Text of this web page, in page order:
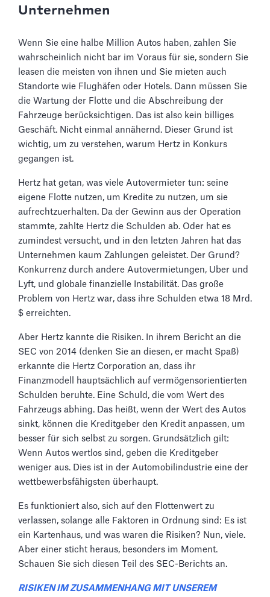
Unternehmen
Wenn Sie eine halbe Million Autos haben, zahlen Sie
wahrscheinlich nicht bar im Voraus für sie, sondern Sie
leasen die meisten von ihnen und Sie mieten auch
Standorte wie Flughäfen oder Hotels. Dann müssen Sie
die Wartung der Flotte und die Abschreibung der
Fahrzeuge berücksichtigen. Das ist also kein billiges
Geschäft. Nicht einmal annähernd. Dieser Grund ist
wichtig, um zu verstehen, warum Hertz in Konkurs
gegangen ist.
Hertz hat getan, was viele Autovermieter tun: seine
eigene Flotte nutzen, um Kredite zu nutzen, um sie
aufrechtzuerhalten. Da der Gewinn aus der Operation
stammte, zahlte Hertz die Schulden ab. Oder hat es
zumindest versucht, und in den letzten Jahren hat das
Unternehmen kaum Zahlungen geleistet. Der Grund?
Konkurrenz durch andere Autovermietungen, Uber und
Lyft, und globale finanzielle Instabilität. Das große
Problem von Hertz war, dass ihre Schulden etwa 18 Mrd.
$ erreichten.
Aber Hertz kannte die Risiken. In ihrem Bericht an die
SEC von 2014 (denken Sie an diesen, er macht Spaß)
erkannte die Hertz Corporation an, dass ihr
Finanzmodell hauptsächlich auf vermögensorientierten
Schulden beruhte. Eine Schuld, die vom Wert des
Fahrzeugs abhing. Das heißt, wenn der Wert des Autos
sinkt, können die Kreditgeber den Kredit anpassen, um
besser für sich selbst zu sorgen. Grundsätzlich gilt:
Wenn Autos wertlos sind, geben die Kreditgeber
weniger aus. Dies ist in der Automobilindustrie eine der
wettbewerbsfähigsten überhaupt.
Es funktioniert also, sich auf den Flottenwert zu
verlassen, solange alle Faktoren in Ordnung sind: Es ist
ein Kartenhaus, und was waren die Risiken? Nun, viele.
Aber einer sticht heraus, besonders im Moment.
Schauen Sie sich diesen Teil des SEC-Berichts an.
RISIKEN IM ZUSAMMENHANG MIT UNSEREM